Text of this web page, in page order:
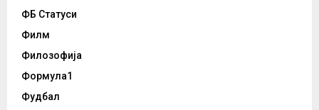
ФБ Статуси
Филм
Филозофија
Формула1
Фудбал